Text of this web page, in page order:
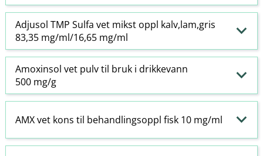
Adjusol TMP Sulfa vet mikst oppl kalv,lam,gris
83,35 mg/ml/16,65 mg/ml
Amoxinsol vet pulv til bruk i drikkevann
500 mg/g
AMX vet kons til behandlingsoppl fisk 10 mg/ml